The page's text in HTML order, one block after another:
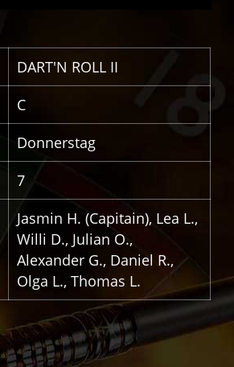
DART'N ROLL II
C
Donnerstag
7
Jasmin H. (Capitain), Lea L.,
Willi D., Julian O.,
Alexander G., Daniel R.,
Olga L., Thomas L.